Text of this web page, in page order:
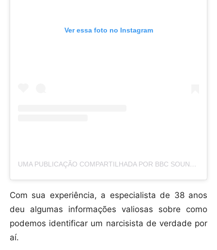
Ver essa foto no Instagram
UMA PUBLICAÇÃO COMPARTILHADA POR BBC SOUNDS (@BBCSOUNDS)
Com sua experiência, a especialista de 38 anos
deu algumas informações valiosas sobre como
podemos identificar um narcisista de verdade por
aí.